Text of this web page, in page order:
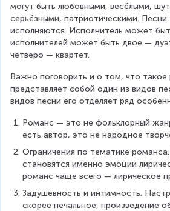
могут быть любовными, весёлыми,
серьёзными, патриотическими.
исполняются. Исполнитель может
исполнителей может быть двое —
четверо — квартет.
Важно поговорить и о том, что
представляет собой один из видов
видов песни его отделяет ряд
Романс — это не фольклорный
есть автор, это не народное
Ограничения по тематике
становятся именно эмоции
романс чаще всего — лирическое
Задушевность и интимность.
скорее печальное, произведение